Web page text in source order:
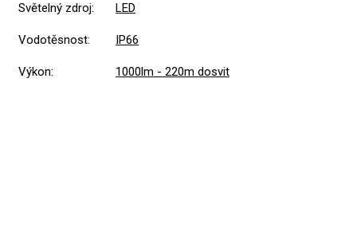
Světelný zdroj: LED
Vodotěsnost: IP66
Výkon: 1000lm - 220m dosvit